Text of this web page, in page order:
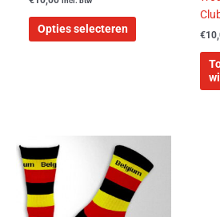
Opties selecteren
productpagina
€
product
heeft
meerdere